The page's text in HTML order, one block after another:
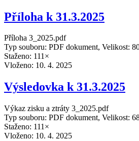
Příloha k 31.3.2025
Příloha 3_2025.pdf
Typ souboru: PDF dokument, Velikost:
Staženo: 111×
Vloženo: 10. 4. 2025
Výsledovka k 31.3.2025
Výkaz zisku a ztráty 3_2025.pdf
Typ souboru: PDF dokument, Velikost:
Staženo: 111×
Vloženo: 10. 4. 2025